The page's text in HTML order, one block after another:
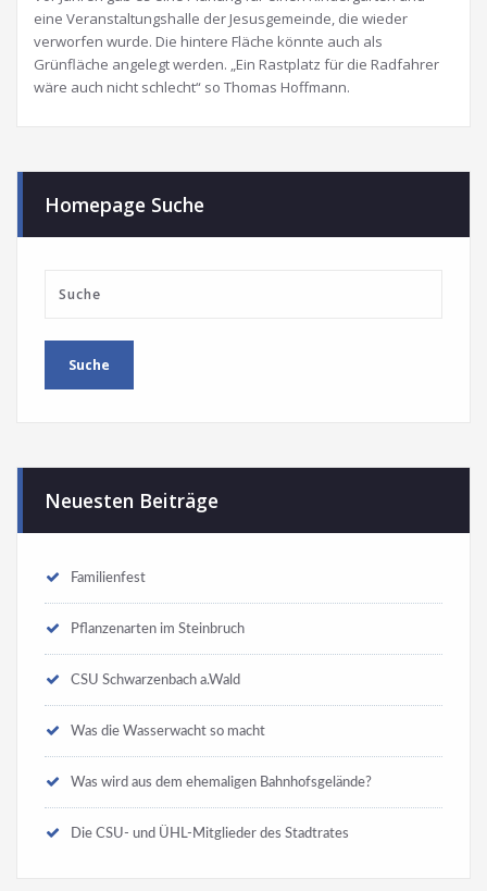
eine Veranstaltungshalle der Jesusgemeinde, die wieder
verworfen wurde. Die hintere Fläche könnte auch als
Grünfläche angelegt werden. „Ein Rastplatz für die Radfahrer
wäre auch nicht schlecht“ so Thomas Hoffmann.
Homepage Suche
Neuesten Beiträge
Familienfest
Pflanzenarten im Steinbruch
CSU Schwarzenbach a.Wald
Was die Wasserwacht so macht
Was wird aus dem ehemaligen Bahnhofsgelände?
Die CSU- und ÜHL-Mitglieder des Stadtrates